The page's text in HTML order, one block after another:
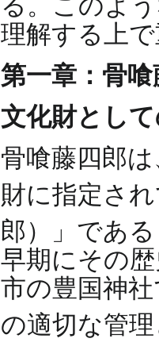
理解する上
第一章：骨
文化財として
骨喰藤四郎
財に指定さ
郎）」である
早期にその
市の豊国神
の適切な管